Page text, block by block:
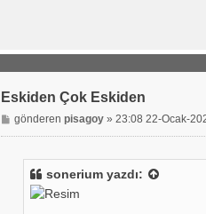
Eskiden Çok Eskiden
M
e
gönderenpisagoy »23:08 22-Ocak-
soneriumyazdı: